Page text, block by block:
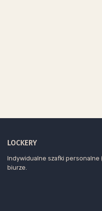
LOCKERY
Indywidualne szafki personalne
biurze.